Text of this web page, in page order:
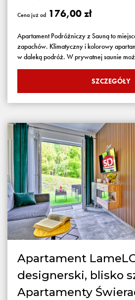
Cena już od 176,00 zł
Apartament Podróżniczy z Sauną to
zapachów. Klimatyczny i kolorowy
w daleką podróż. W prywatnej saunie
SZCZEGÓŁY
Apartament
designerski, blisko
Apartamenty